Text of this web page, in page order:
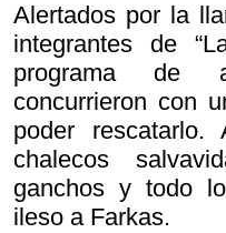
Alertados por la
integrantes de
programa de
concurrieron con
poder rescatarlo.
chalecos
ganchos y todo
ileso a Farkas.